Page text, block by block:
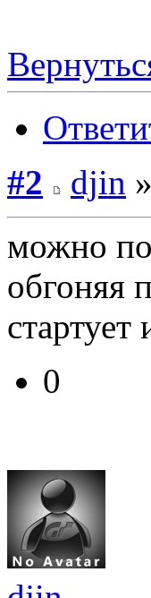
#2
djin
можно
обгоняя
0